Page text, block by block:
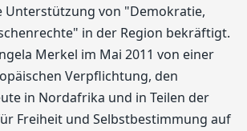
Unterstützung von "Demokratie,
in der Region bekräftigt.
Merkel im Mai 2011 von einer
Verpflichtung, den
in Nordafrika und in Teilen der
Freiheit und Selbstbestimmung auf